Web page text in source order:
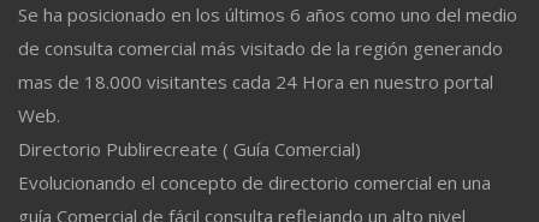
Se ha posicionado en los últimos 6 años como uno del medio
de consulta comercial más visitado de la región generando
mas de 18.000 visitantes cada 24 Hora en nuestro portal
Web.
Directorio Publirecreate ( Guía Comercial)
Evolucionando el concepto de directorio comercial en una
guía Comercial de fácil consulta reflejando un alto nivel